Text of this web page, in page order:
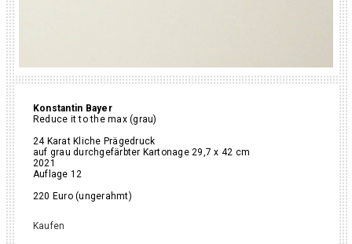
Konstantin Bayer
Reduce it to the max (grau)
24 Karat Kliche Prägedruck
auf grau durchgefärbter Kartonage 29,7 x 42 cm
2021
Auflage 12
220 Euro (ungerahmt)
Kaufen